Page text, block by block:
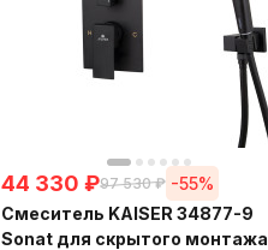
44 330 ₽97 530 ₽ -55%
Смеситель KAISER 34877-9
Sonat для скрытого монтажа